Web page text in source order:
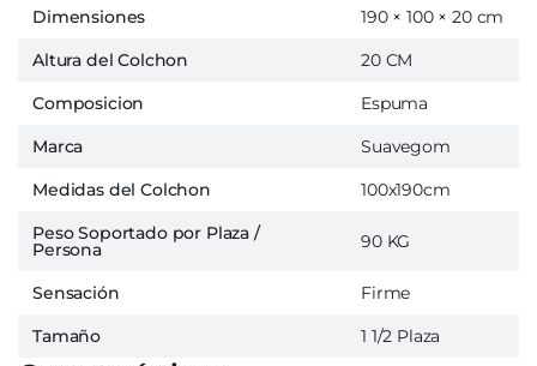
Dimensiones
190 × 100 × 20 cm
Altura del Colchon
20 CM
Composicion
Espuma
Marca
Suavegom
Medidas del Colchon
100x190cm
Peso Soportado por Plaza /
Persona 90 KG
Sensación
Firme
Tamaño
1 1/2 Plaza